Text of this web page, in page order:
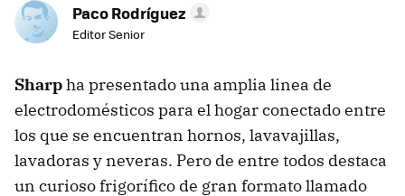
Paco Rodríguez
Editor Senior
Sharpha presentado una amplia linea de
electrodomésticos para el hogar conectado entre
los que se encuentran hornos, lavavajillas,
lavadoras y neveras. Pero de entre todos destaca
un curioso frigorífico de gran formato llamado